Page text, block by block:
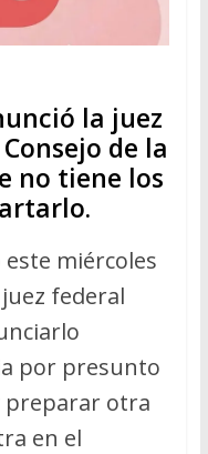
la juez
de la
no tiene los
miércoles
federal
por presunto
preparar otra
en el